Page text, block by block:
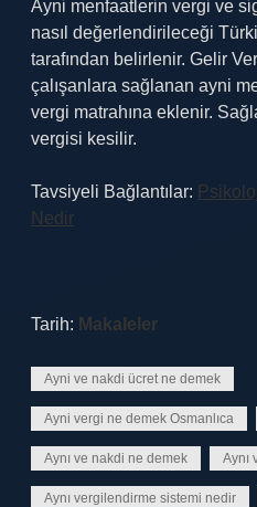
Ayni menfaatlerin vergi ve
nasıl değerlendirileceği
tarafından belirlenir. Gelir
çalışanlara sağlanan ayni
vergi matrahına eklenir.
vergisi kesilir.
Tavsiyeli Bağlantılar:
Nedir
Tarih: Makaleler
Ayni ve nakdi ücret ne demek
Ayni vergi ne demek Osmanlıca
Aynı ve nakdi ne demek Aynı
Aynı vergilendirme sistemi nedir